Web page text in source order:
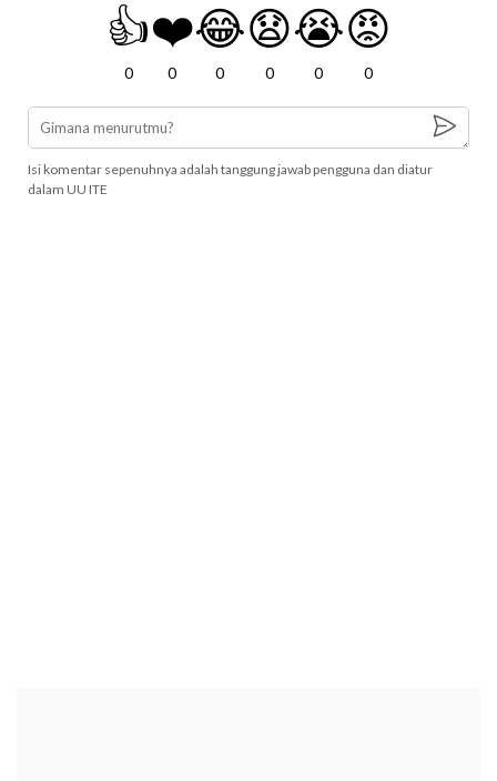
👍
0
❤️
0
😂
0
😧
0
😭
0
😡
0
Isi komentar sepenuhnya adalah tanggung jawab pengguna dan diatur
dalam UU ITE